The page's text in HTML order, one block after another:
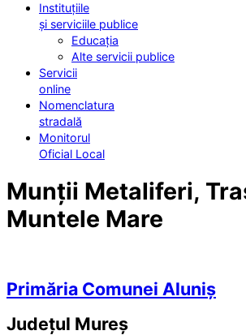
Instituțiile
și serviciile publice
Educația
Alte servicii publice
Servicii
online
Nomenclatura
stradală
Monitorul
Oficial Local
Munții Metaliferi,
Muntele Mare
Primăria Comunei Aluniș
Județul Mureș